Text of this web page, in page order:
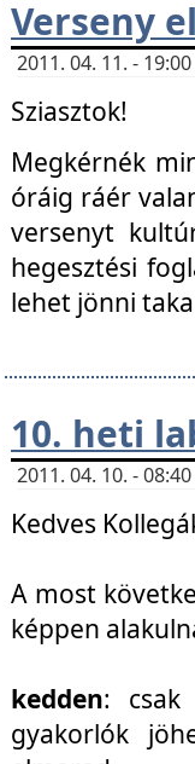
Verseny
2011. 04. 11. -
Sziasztok!
Megkérnék
óráig ráér
versenyt
hegesztési
lehet jönni
10. heti
2011. 04. 10. -
Kedves
A most
képpen
kedden: csak
gyakorlók